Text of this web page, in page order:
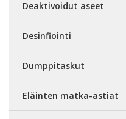
Deaktivoidut aseet
Desinfiointi
Dumppitaskut
Eläinten matka-astiat